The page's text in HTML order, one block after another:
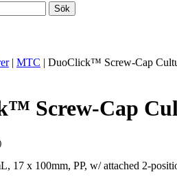
| MTC | DuoClick™ Screw-Cap
Screw-Cap
17 x 100mm, PP, w/ attached 2-